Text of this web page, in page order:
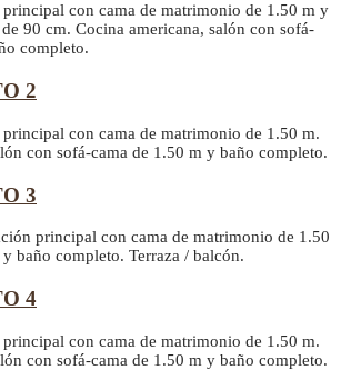
con cama de matrimonio de 1.50 m y
90 cm. Cocina americana, salón con sofá-
completo.
2
con cama de matrimonio de 1.50 m.
con sofá-cama de 1.50 m y baño completo.
3
principal con cama de matrimonio de 1.50
baño completo. Terraza / balcón.
4
con cama de matrimonio de 1.50 m.
con sofá-cama de 1.50 m y baño completo.